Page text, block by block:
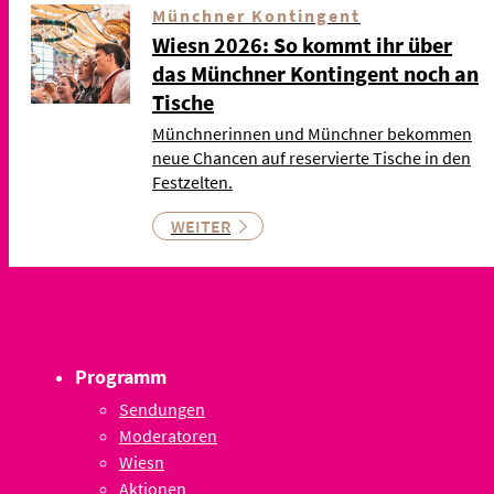
Münchner Kontingent
Wiesn 2026: So kommt ihr über
das Münchner Kontingent noch an
Tische
Münchnerinnen und Münchner bekommen
neue Chancen auf reservierte Tische in den
Festzelten.
WEITER
Programm
Sendungen
Moderatoren
Wiesn
Aktionen